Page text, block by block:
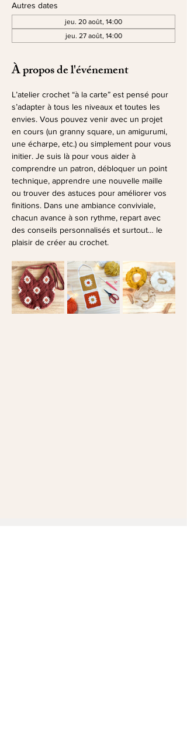
Autres dates
jeu. 20 août, 14:00
jeu. 27 août, 14:00
À propos de l'événement
L’atelier crochet “à la carte” est pensé pour
s’adapter à tous les niveaux et toutes les
envies. Vous pouvez venir avec un projet
en cours (un granny square, un amigurumi,
une écharpe, etc.) ou simplement pour vous
initier. Je suis là pour vous aider à
comprendre un patron, débloquer un point
technique, apprendre une nouvelle maille
ou trouver des astuces pour améliorer vos
finitions. Dans une ambiance conviviale,
chacun avance à son rythme, repart avec
des conseils personnalisés et surtout… le
plaisir de créer au crochet.